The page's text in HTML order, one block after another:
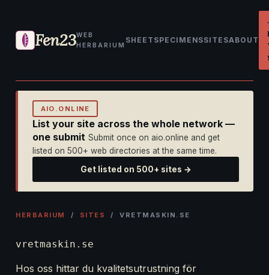
Fen23WEB
HERBARIUM
SHEET SPECIMENSSITESABOUT
AIO.ONLINE
List your site across the whole network —
one submit Submit once on aio.online and get
listed on 500+ web directories at the same time.
Get listed on 500+ sites →
HERBARIUM / SITES / VRETMASKIN.SE
vretmaskin.se
Hos oss hittar du kvalitetsutrustning för